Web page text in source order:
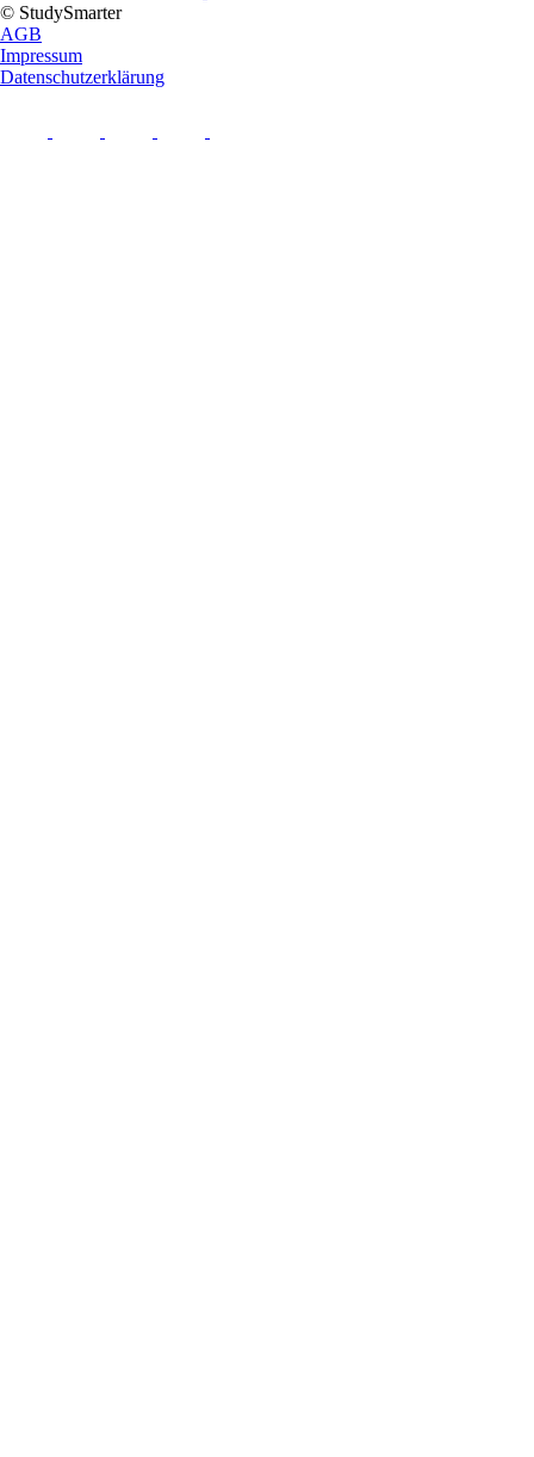
© StudySmarter
AGB
Impressum
Datenschutzerklärung